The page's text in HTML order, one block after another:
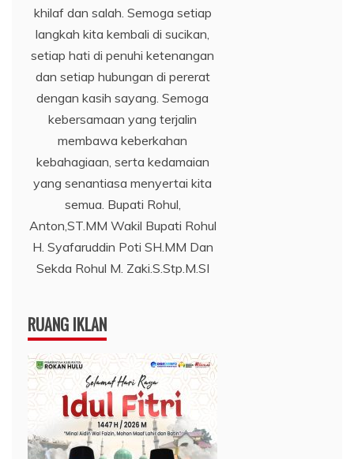
khilaf dan salah. Semoga setiap
langkah kita kembali di sucikan,
setiap hati di penuhi ketenangan
dan setiap hubungan di pererat
dengan kasih sayang. Semoga
kebersamaan yang terjalin
membawa keberkahan
kebahagiaan, serta kedamaian
yang senantiasa menyertai kita
semua. Bupati Rohul,
Anton,ST.MM Wakil Bupati Rohul
H. Syafaruddin Poti SH.MM Dan
Sekda Rohul M. Zaki.S.Stp.M.SI
RUANG IKLAN